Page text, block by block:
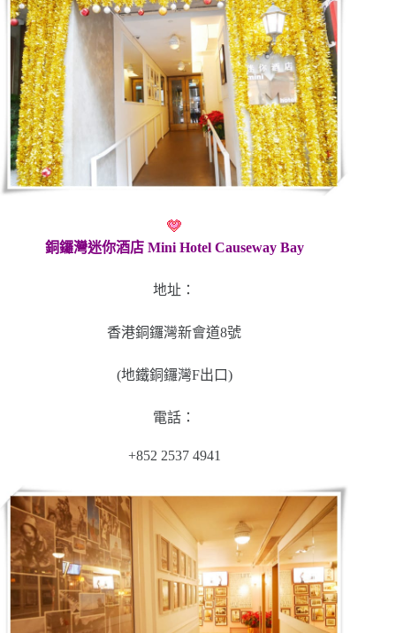
銅鑼灣迷你酒店 Mini Hotel Causeway Bay
地址：
香港銅鑼灣新會道8號
(地鐵銅鑼灣F出口)
電話：
+852 2537 4941